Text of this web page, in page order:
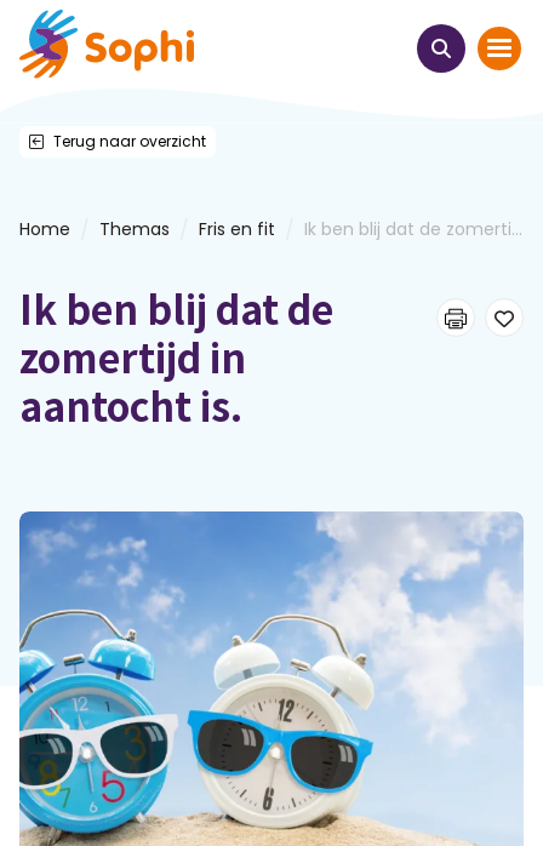
Thema's
Leren & ontmoeten
Webinars
Themabijeenkomsten
Praat mee
Clientdossier Wiki
Mijn
Sophi
Over
Sophi
Contact
Terug naar overzicht
Home Themas Fris en fit Ik ben blij dat de zomerti...
Ik ben blij dat de
zomertijd in
aantocht is.